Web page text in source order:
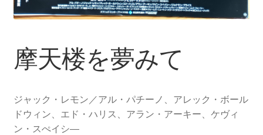
摩天楼を夢みて
ジャック・レモン／アル・パチーノ、アレック・ボール
ドウィン、エド・ハリス、アラン・アーキー、ケヴィ
ン・スぺイシ―